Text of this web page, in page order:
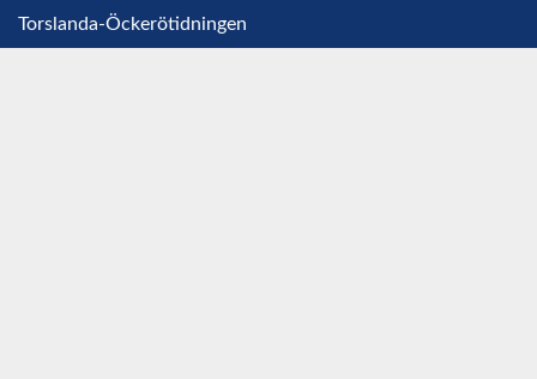
Torslanda-Öckerötidningen